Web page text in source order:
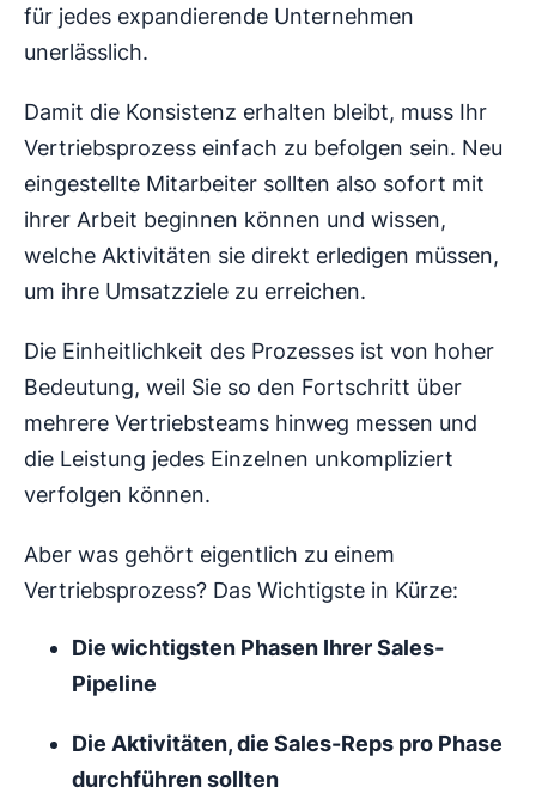
für jedes expandierende Unternehmen
unerlässlich.
Damit die Konsistenz erhalten bleibt, muss Ihr
Vertriebsprozess einfach zu befolgen sein. Neu
eingestellte Mitarbeiter sollten also sofort mit
ihrer Arbeit beginnen können und wissen,
welche Aktivitäten sie direkt erledigen müssen,
um ihre Umsatzziele zu erreichen.
Die Einheitlichkeit des Prozesses ist von hoher
Bedeutung, weil Sie so den Fortschritt über
mehrere Vertriebsteams hinweg messen und
die Leistung jedes Einzelnen unkompliziert
verfolgen können.
Aber was gehört eigentlich zu einem
Vertriebsprozess? Das Wichtigste in Kürze:
Die wichtigsten Phasen Ihrer Sales-
Pipeline
Die Aktivitäten, die Sales-Reps pro Phase
durchführen sollten